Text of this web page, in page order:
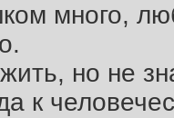
много,
но не
к